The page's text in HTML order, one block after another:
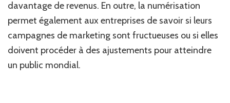
davantage de revenus. En outre, la numérisation
permet également aux entreprises de savoir si leurs
campagnes de marketing sont fructueuses ou si elles
doivent procéder à des ajustements pour atteindre
un public mondial.